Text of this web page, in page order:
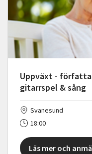
Uppväxt -
gitarrspel & sång
Svanesund
18:00
Läs mer och